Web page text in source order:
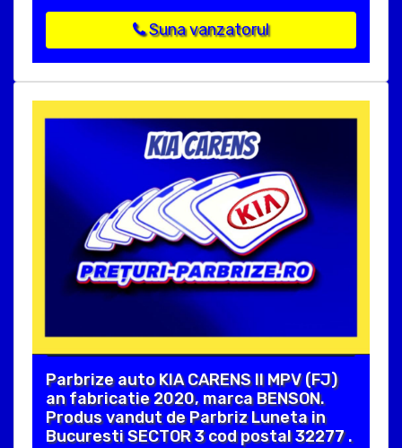
Suna vanzatorul
Parbrize auto KIA CARENS II MPV (FJ)
an fabricatie 2020, marca BENSON.
Produs vandut de Parbriz Luneta in
Bucuresti SECTOR 3 cod postal 32277 .